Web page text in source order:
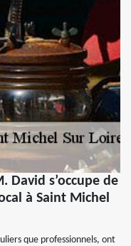
David s’occupe de
à Saint Michel
que professionnels, ont